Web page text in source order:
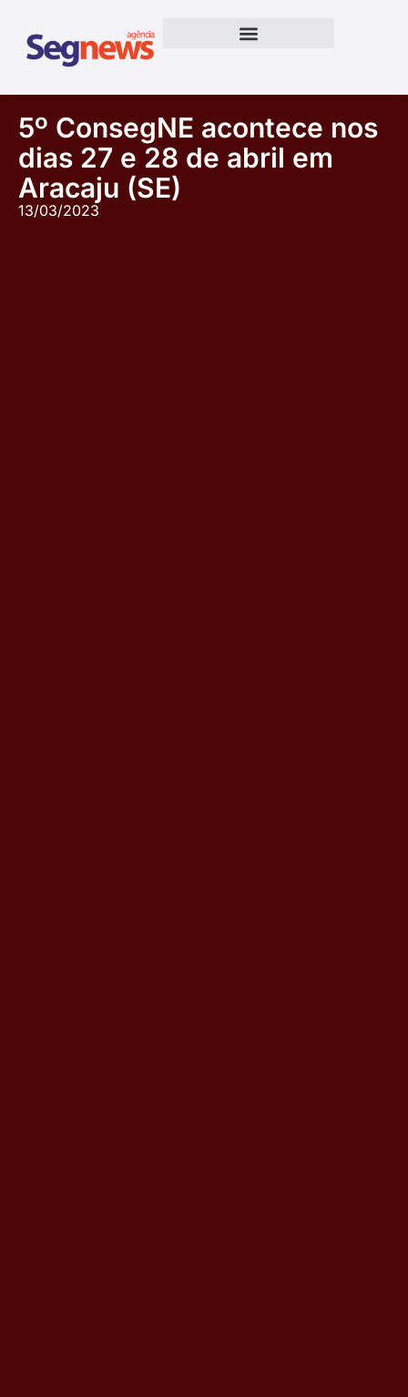
5º ConsegNE acontece nos
dias 27 e 28 de abril em
Aracaju (SE)
13/03/2023